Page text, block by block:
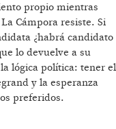
propio mientras
Cámpora resiste. Si
¿habrá candidato
lo devuelve a su
lógica política: tener el
y la esperanza
preferidos.